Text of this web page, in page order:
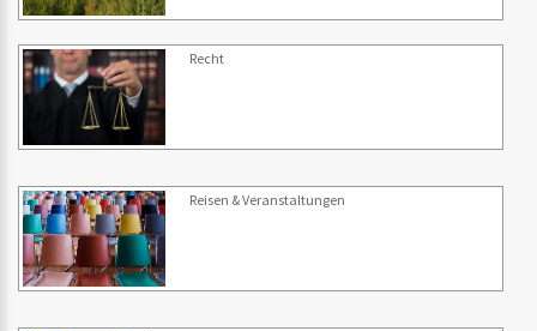
Recht
Reisen & Veranstaltungen